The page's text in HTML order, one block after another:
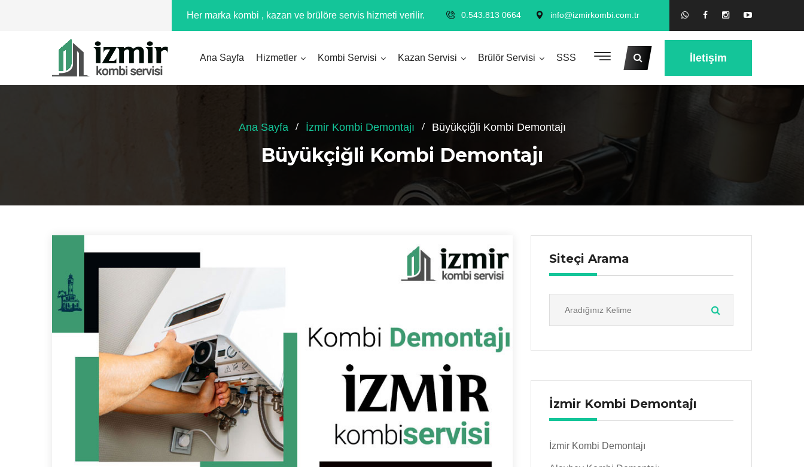
Her marka kombi , kazan ve brülöre servis hizmeti verilir. 0.543.813 0664 info@izmirkombi.com.tr
Ana Sayfa Hizmetler Kombi Servisi Kazan Servisi Brülör Servisi SSS İletişim
Ana Sayfa İzmir Kombi Demontajı Büyükçiğli Kombi Demontajı
Büyükçiğli Kombi Demontajı
Siteçi Arama
İzmir Kombi Demontajı
İzmir Kombi Demontajı